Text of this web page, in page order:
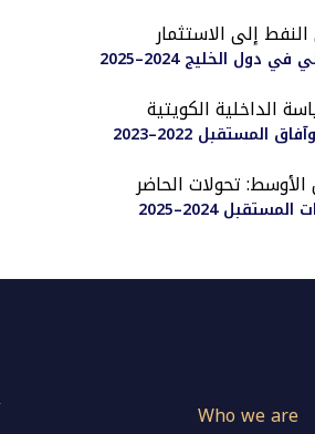
دول الخليج 2024–2025
الداخلية الكويتية
المستقبل 2022–2023
تحولات الحاضر
2024–2025
Who we are